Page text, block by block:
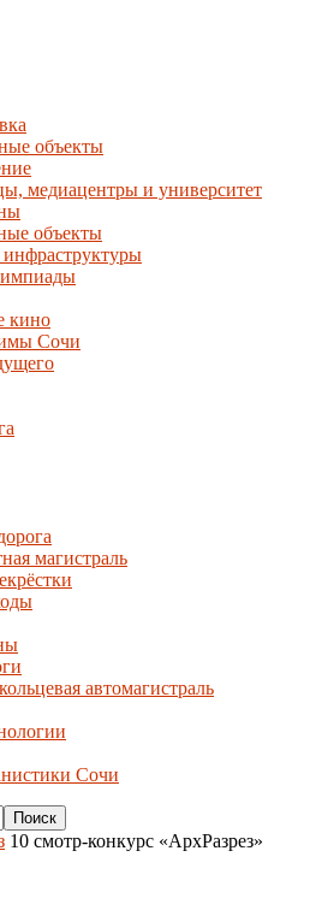
объекты
медиацентры и университет
объекты
кино
Сочи
магистраль
автомагистраль
Сочи
10 смотр-конкурс «АрхРазрез»